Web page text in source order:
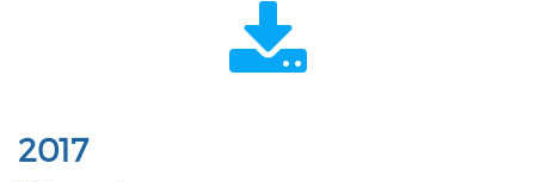
2017